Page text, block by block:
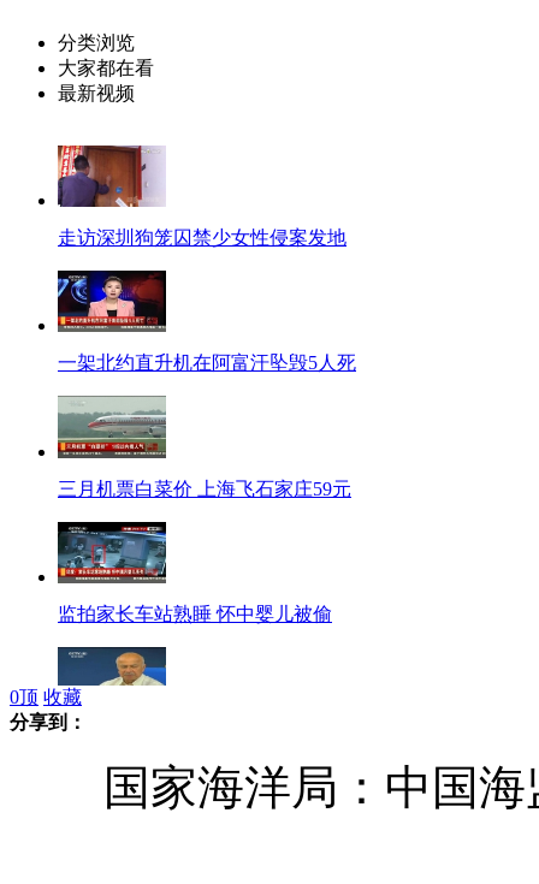
分类浏览
大家都在看
最新视频
走访深圳狗笼囚禁少女性侵案发地
一架北约直升机在阿富汗坠毁5人死
三月机票白菜价 上海飞石家庄59元
监拍家长车站熟睡 怀中婴儿被偷
印官方初步确定轮奸嫌犯系自杀身亡
0顶 收藏
分享到：
国家海洋局：中国海